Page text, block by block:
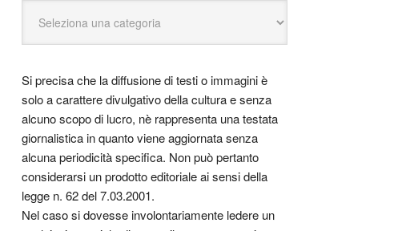
Si precisa che la diffusione di testi o immagini è
solo a carattere divulgativo della cultura e senza
alcuno scopo di lucro, nè rappresenta una testata
giornalistica in quanto viene aggiornata senza
alcuna periodicità specifica. Non può pertanto
considerarsi un prodotto editoriale ai sensi della
legge n. 62 del 7.03.2001.
Nel caso si dovesse involontariamente ledere un